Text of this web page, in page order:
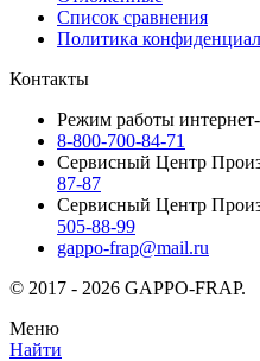
Список сравнения
Политика
Контакты
Режим работы
8-800-700-84-71
Сервисный Центр
87-87
Сервисный Центр
505-88-99
gappo-frap@mail.ru
© 2017 - 2026 GAPPO-FRAP.
Меню
Найти